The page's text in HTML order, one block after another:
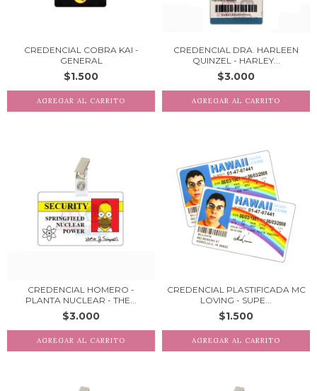
CREDENCIAL COBRA KAI -
GENERAL
$1.500
CREDENCIAL DRA. HARLEEN
QUINZEL - HARLEY...
$3.000
CREDENCIAL HOMERO -
PLANTA NUCLEAR - THE...
$3.000
CREDENCIAL PLASTIFICADA MC
LOVING - SUPE...
$1.500